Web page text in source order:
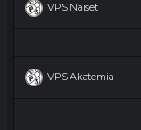
VPS Naiset
VPS Akatemia